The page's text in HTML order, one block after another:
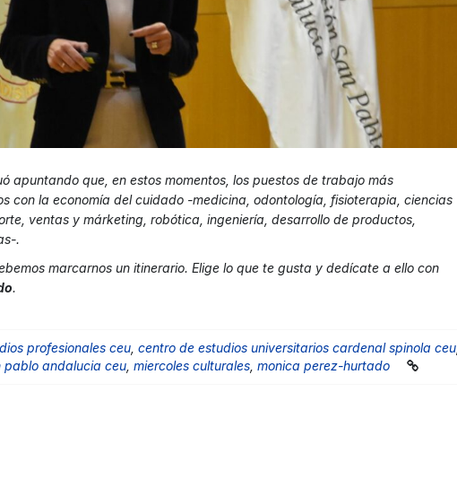
apuntando que, en estos momentos, los puestos de trabajo más
con la economía del cuidado -medicina, odontología, fisioterapia, ciencias
ventas y márketing, robótica, ingeniería, desarrollo de productos,
.
marcarnos un itinerario. Elige lo que te gusta y dedícate a ello con
.
profesionales ceu centro de estudios universitarios cardenal spinola ceu
pablo andalucia ceu miercoles culturales monica perez-hurtado